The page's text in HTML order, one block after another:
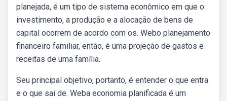
planejada, é um tipo de sistema econômico em que o
investimento, a produção e a alocação de bens de
capital ocorrem de acordo com os. Webo planejamento
financeiro familiar, então, é uma projeção de gastos e
receitas de uma família.
Seu principal objetivo, portanto, é entender o que entra
e o que sai de. Weba economia planificada é um